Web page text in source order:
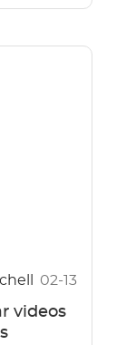
02-13
videos